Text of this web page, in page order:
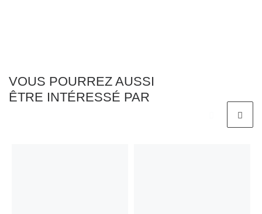
VOUS POURREZ AUSSI
ÊTRE INTÉRESSÉ PAR